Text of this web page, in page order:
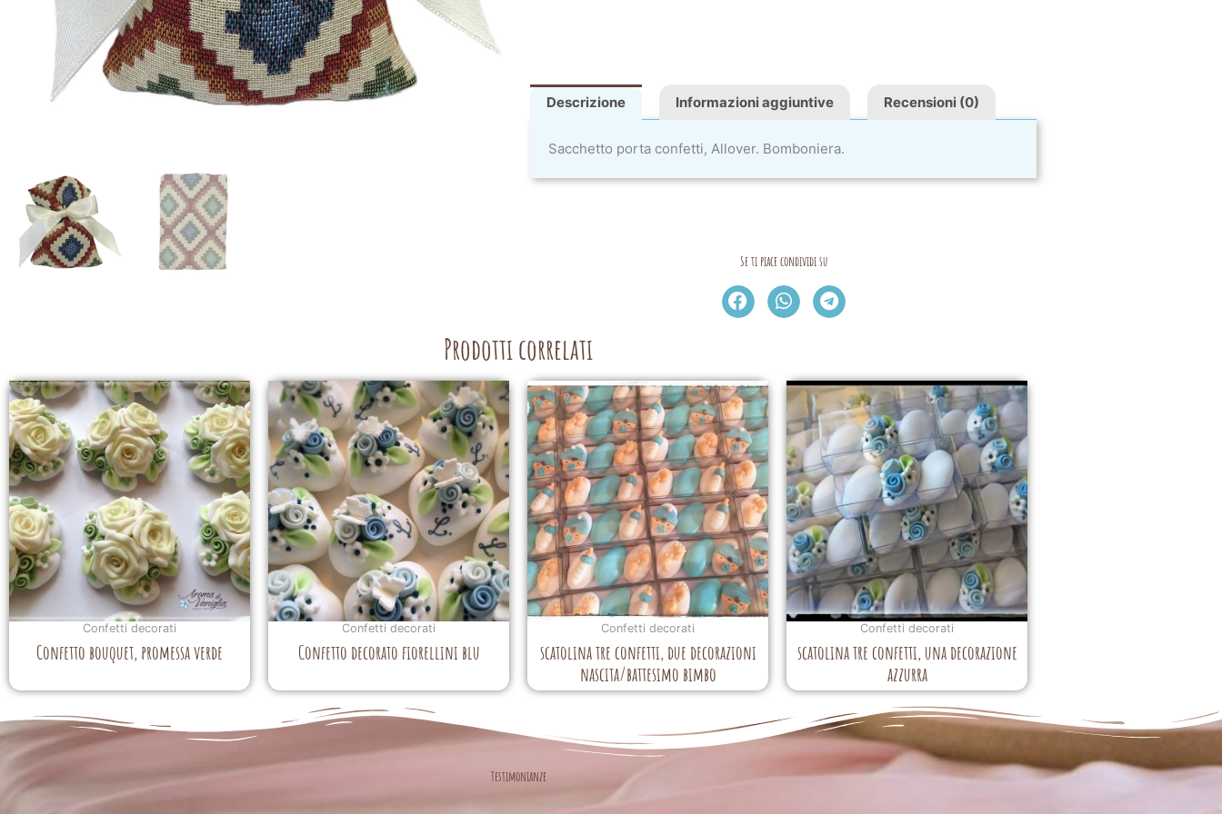
Descrizione Informazioni aggiuntive Recensioni (0)
Sacchetto porta confetti, Allover. Bomboniera.
Se ti piace condividi su
Prodotti correlati
Confetti decorati
Confetto bouquet, promessa verde
Confetti decorati
Confetto decorato fiorellini blu
Confetti decorati
scatolina tre confetti, due decorazioni
nascita/battesimo bimbo
Confetti decorati
scatolina tre confetti, una decorazione
azzurra
Testimonianze